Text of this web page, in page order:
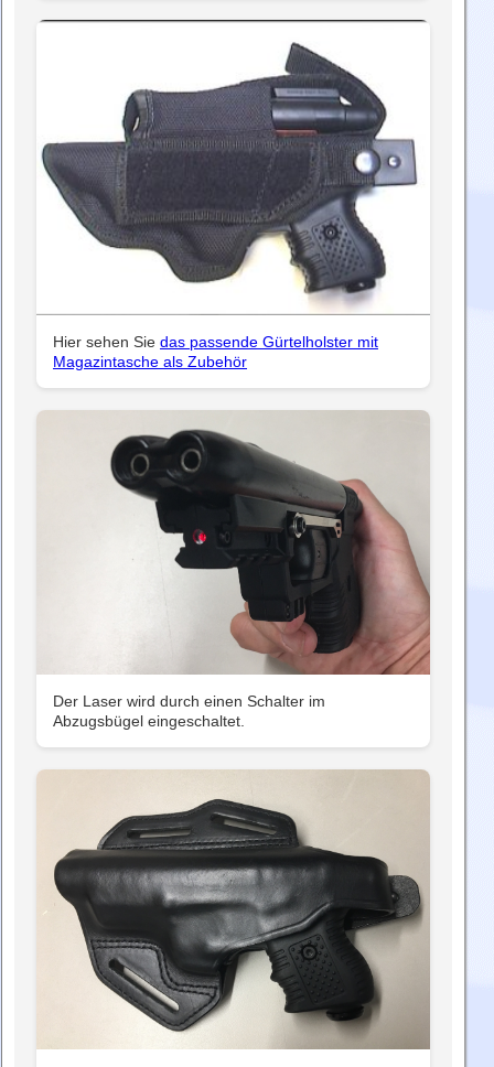
Hier sehen Sie das passende Gürtelholster mit
Magazintasche als Zubehör
Der Laser wird durch einen Schalter im
Abzugsbügel eingeschaltet.